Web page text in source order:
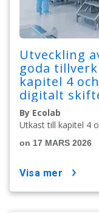
Utveckling
goda
kapitel 4
digitalt
By Ecolab
Utkast till kapitel 4
on 17 MARS 2026
visa mer